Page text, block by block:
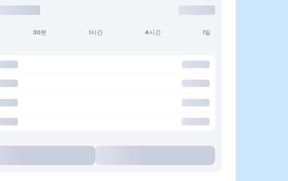
30분 1시간 4시간 1일